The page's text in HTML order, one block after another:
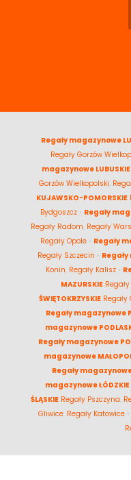
Regały magazynowe
Regały Gorzów
magazynowe LUBUSKIE
Gorzów Wielkopolski
KUJAWSKO-POMORSKIE
Bydgoszcz• Regały
Regały Radom Regały
Regały Opole • Regały
Regały Szczecin • Regały
Konin Regały Kalisz•
MAZURSKIE
ŚWIĘTOKRZYSKIE
Regały magazynowe
magazynowe
Regały magazynowe
magazynowe
Regały magazynowe
magazynowe ŁÓDZKIE
ŚLĄSKIE Regały Pszczyna
Gliwice, Regały Katowice•